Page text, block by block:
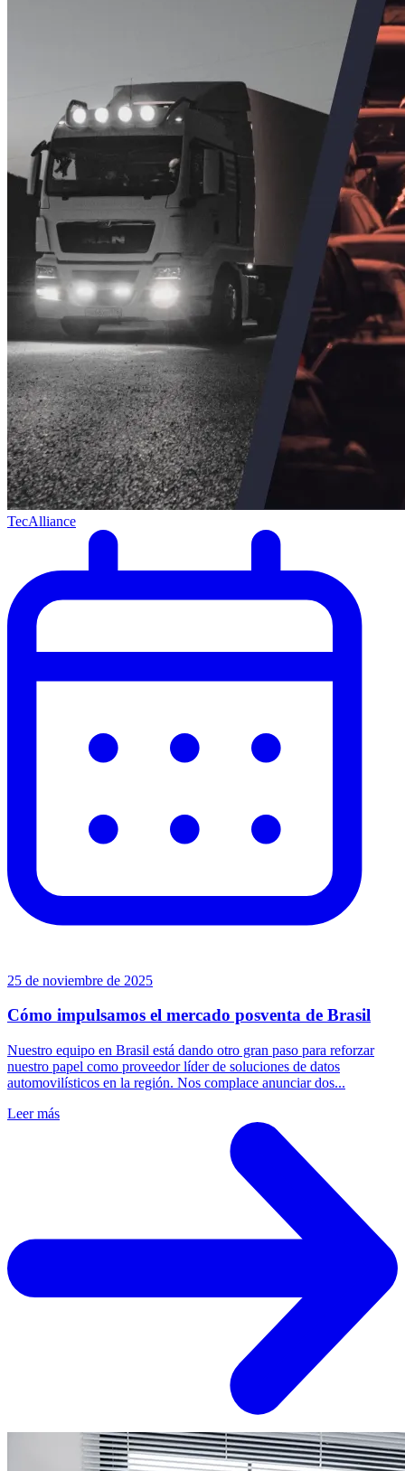
TecAlliance
25 de noviembre de 2025
Cómo impulsamos el mercado posventa de Brasil
Nuestro equipo en Brasil está dando otro gran paso para reforzar
nuestro papel como proveedor líder de soluciones de datos
automovilísticos en la región. Nos complace anunciar dos...
Leer más